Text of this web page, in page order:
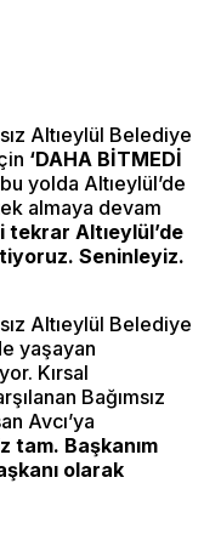
Altıeylül Belediye
‘DAHA BİTMEDİ
yolda Altıeylül’de
almaya devam
tekrar Altıeylül’de
Seninleyiz.
Altıeylül Belediye
yaşayan
Kırsal
Bağımsız
Avcı’ya
tam. Başkanım
olarak